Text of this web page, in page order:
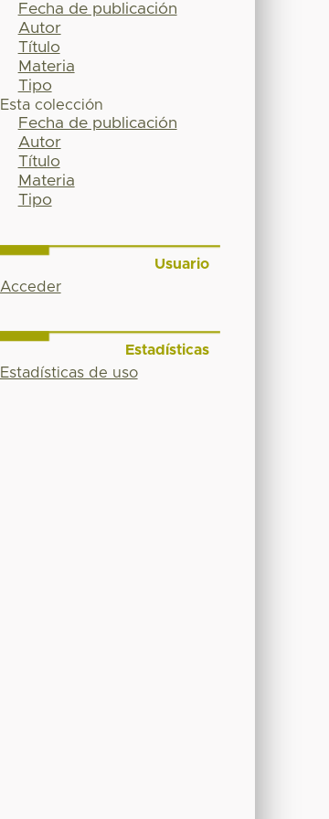
Fecha de publicación
Autor
Título
Materia
Tipo
Esta colección
Fecha de publicación
Autor
Título
Materia
Tipo
Usuario
Acceder
Estadísticas
Estadísticas de uso